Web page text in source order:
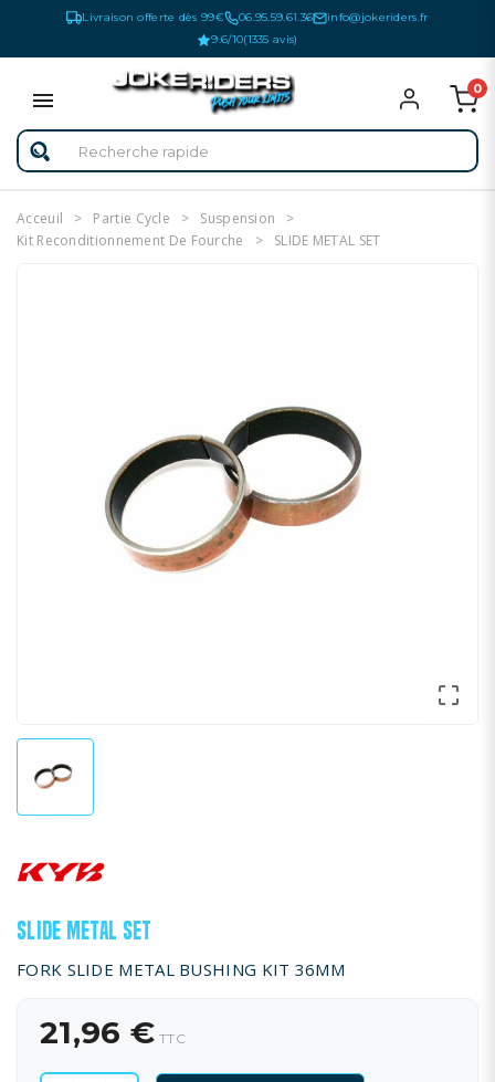
Livraison offerte dès 99€ 06.95.59.61.36
info@jokeriders.fr
9.6/10(1335 avis)
0
Acceuil Partie Cycle
Suspension
Kit Reconditionnement De Fourche
SLIDE METAL SET

SLIDE METAL SET
FORK SLIDE METAL BUSHING KIT 36MM
21,96 € TTC